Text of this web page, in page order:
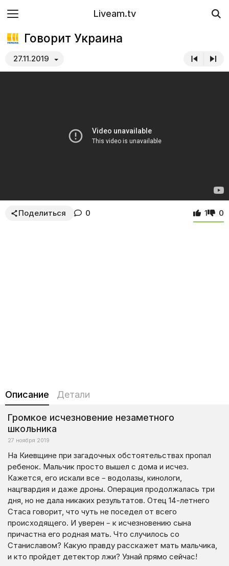
Liveam.tv
Говорит Украина
27.11.2019
Поделиться 0 1 0
Описание Детали
Громкое исчезновение незаметного
школьника
27 ноября 2019
На Киевщине при загадочных обстоятельствах пропал
ребенок. Мальчик просто вышел с дома и исчез.
Кажется, его искали все – водолазы, кинологи,
нацгвардия и даже дроны. Операция продолжалась три
дня, но не дала никаких результатов. Отец 14-летнего
Стаса говорит, что чуть не поседел от всего
происходящего. И уверен – к исчезновению сына
причастна его родная мать. Что случилось со
Станиславом? Какую правду расскажет мать мальчика,
и кто пройдет детектор лжи? Узнай прямо сейчас!